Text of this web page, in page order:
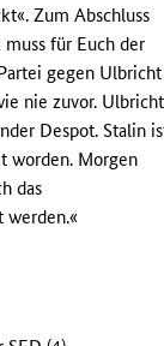
Zum Abschluss
für Euch der
gegen Ulbricht
nie zuvor. Ulbricht
Despot. Stalin
worden. Morgen
das